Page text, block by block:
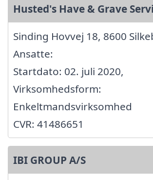
Husted's Have & Grave
Sinding Hovvej 18, 8600
Ansatte:
Startdato: 02. juli 2020,
Virksomhedsform:
Enkeltmandsvirksomhed
CVR: 41486651
IBI GROUP A/S